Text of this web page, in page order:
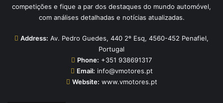
competições e fique a par dos destaques do mundo automóvel,
com análises detalhadas e notícias atualizadas.
Address: Av. Pedro Guedes, 440 2º Esq, 4560-452 Penafiel,
Portugal
Phone: +351 938691317
Email: info@vmotores.pt
Website: www.vmotores.pt